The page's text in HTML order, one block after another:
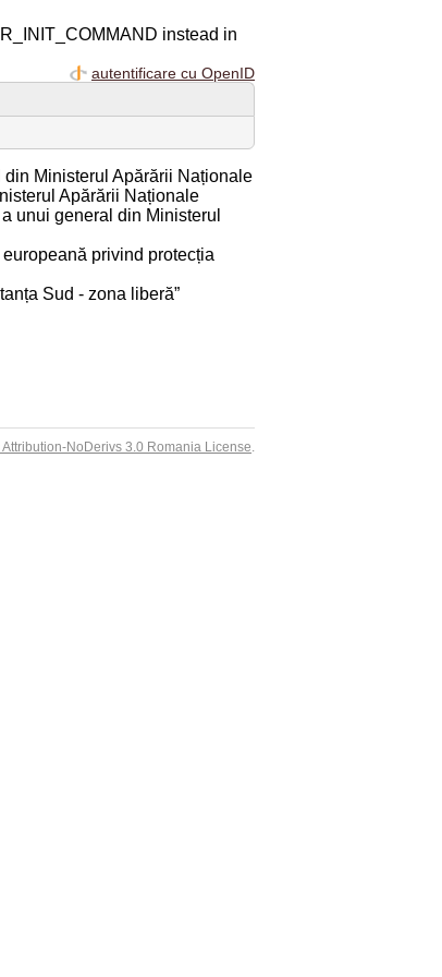
instead in
autentificare cu OpenID
Ministerul Apărării Naționale
Apărării Naționale
unui general din Ministerul
privind protecția
Sud - zona liberă”
NoDerivs 3.0 Romania License.